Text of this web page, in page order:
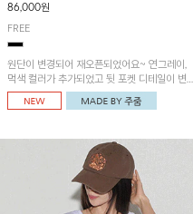
86,000원
FREE
원단이 변경되어 재오픈되었어요~ 연그레이,
먹색 컬러가 추가되었고 뒷 포켓 디테일이 변
경되었습니다~가볍고 시원하게 착용되는 배
기통팬츠! 허리밴딩과 여유로운 통으로 편안해